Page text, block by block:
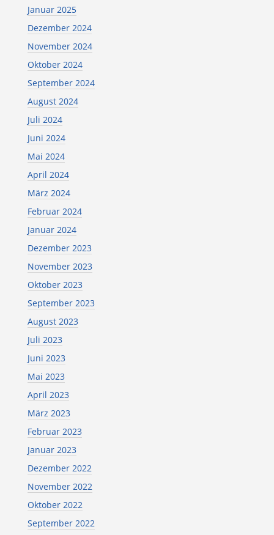
Januar 2025
Dezember 2024
November 2024
Oktober 2024
September 2024
August 2024
Juli 2024
Juni 2024
Mai 2024
April 2024
März 2024
Februar 2024
Januar 2024
Dezember 2023
November 2023
Oktober 2023
September 2023
August 2023
Juli 2023
Juni 2023
Mai 2023
April 2023
März 2023
Februar 2023
Januar 2023
Dezember 2022
November 2022
Oktober 2022
September 2022